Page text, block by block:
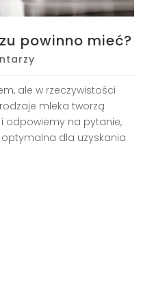
powinno mieć?
ale w rzeczywistości
mleka tworzą
odpowiemy na pytanie,
dla uzyskania